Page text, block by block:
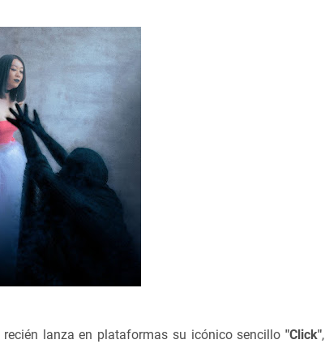
recién lanza en plataformas su icónico sencillo"Click",